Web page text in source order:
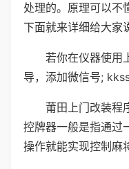
处理的。原理可以不
下面就来详细给大家
若你在仪器使用
导，添加微信号;
莆田上门改装程
控牌器一般是指通过
操作就能实现控制麻